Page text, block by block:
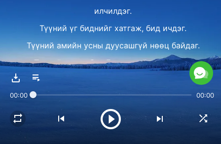
илчилдэг.
Түүний үг биднийг хатгаж, бид ичдэг.
Түүний амийн усны дуусашгүй нөөц байдаг.
Түүний ачаар бид Бурхантай нүүр тулан
Биднийг завхралаас аврах шинэ ажил хийхийн
тулд
Бурхан махбод болж, хүмүүсийн дунд нуугдсан.
00:00 00:00